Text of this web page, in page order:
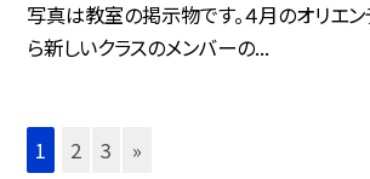
写真は教室の掲示物です。４月のオリエ
ら新しいクラスのメンバーの...
1 2 3 »